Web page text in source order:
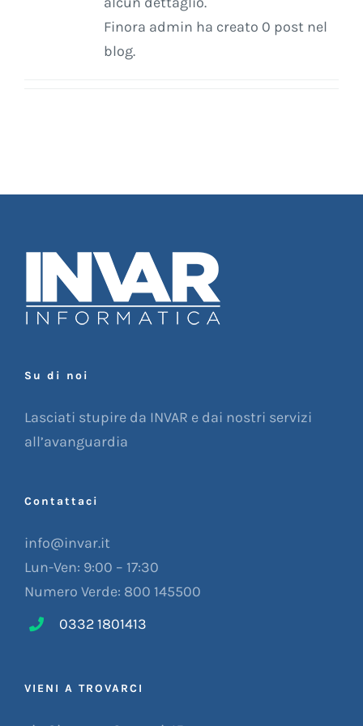
Finora admin ha creato 0 post nel
blog.
Su di noi
Lasciati stupire da INVAR e dai nostri servizi
all’avanguardia
Contattaci
info@invar.it
Lun-Ven: 9:00 – 17:30
Numero Verde: 800 145500
0332 1801413
VIENI A TROVARCI